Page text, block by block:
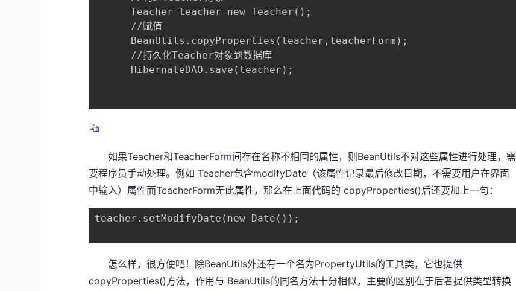
      Teacher teacher=new Teacher();
      //赋值
      BeanUtils.copyProperties(teacher,teacherForm);
      //持久化Teacher对象到数据库
      HibernateDAO.save(teacher);
如果Teacher和TeacherForm间存在名称不相同的属性，则BeanUtils不对这些属性进行处理，需
要程序员手动处理。例如 Teacher包含modifyDate（该属性记录最后修改日期，不需要用户在界面
中输入）属性而TeacherForm无此属性，那么在上面代码的 copyProperties()后还要加上一句：
teacher.setModifyDate(new Date());
怎么样，很方便吧！除BeanUtils外还有一个名为PropertyUtils的工具类，它也提供
copyProperties()方法，作用与 BeanUtils的同名方法十分相似，主要的区别在于后者提供类型转换